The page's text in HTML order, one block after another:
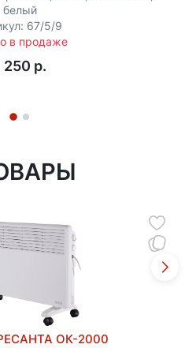
белый
67/5/9
в продаже
250 p.
ОК-2000